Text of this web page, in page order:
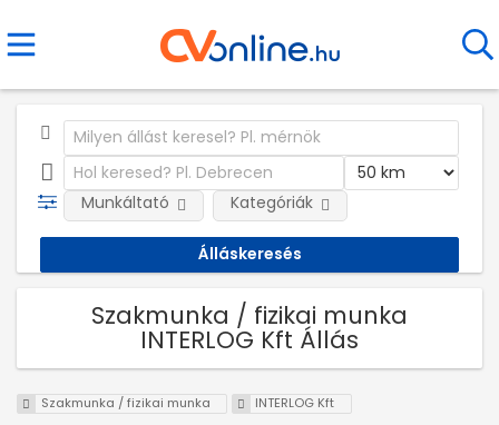
Munkáltató Kategóriák
Szakmunka / fizikai munka
INTERLOG Kft Állás
Szakmunka / fizikai munka INTERLOG Kft